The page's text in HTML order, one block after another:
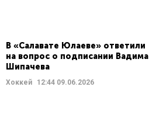
В «Салавате Юлаеве» ответили
на вопрос о подписании Вадима
Шипачева
Хоккей 12:4409.06.2026